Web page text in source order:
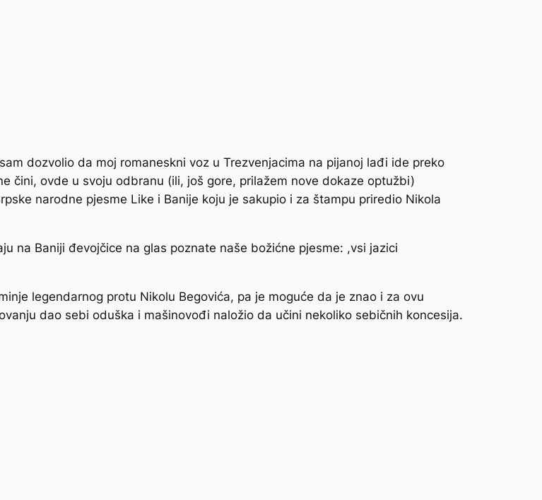
dozvolio da moj romaneskni voz u Trezvenjacima na pijanoj lađi ide preko
čini, ovde u svoju odbranu (ili, još gore, prilažem nove dokaze optužbi)
narodne pjesme Like i Banije koju je sakupio i za štampu priredio Nikola
na Baniji đevojčice na glas poznate naše božićne pjesme: ,vsi jazici
legendarnog protu Nikolu Begovića, pa je moguće da je znao i za ovu
dao sebi oduška i mašinovođi naložio da učini nekoliko sebičnih koncesija.